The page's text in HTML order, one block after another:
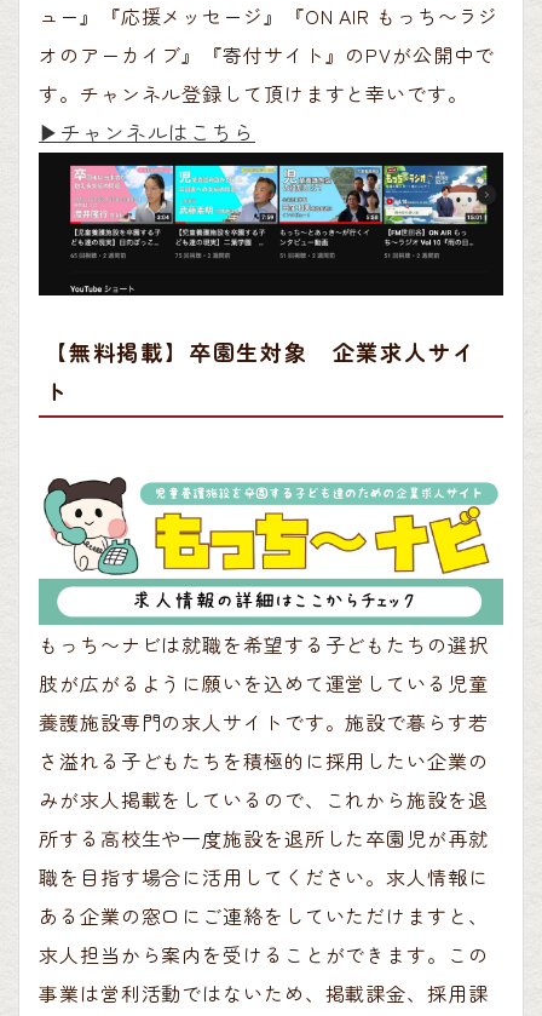
ュー』『応援メッセージ』『ON AIR もっち〜ラジ
オのアーカイブ』『寄付サイト』のPVが公開中で
す。チャンネル登録して頂けますと幸いです。
▶︎チャンネルはこちら
【無料掲載】卒園生対象 企業求人サイ
ト
もっち〜ナビは就職を希望する子どもたちの選択
肢が広がるように願いを込めて運営している児童
養護施設専門の求人サイトです。施設で暮らす若
さ溢れる子どもたちを積極的に採用したい企業の
みが求人掲載をしているので、これから施設を退
所する高校生や一度施設を退所した卒園児が再就
職を目指す場合に活用してください。求人情報に
ある企業の窓口にご連絡をしていただけますと、
求人担当から案内を受けることができます。この
事業は営利活動ではないため、掲載課金、採用課